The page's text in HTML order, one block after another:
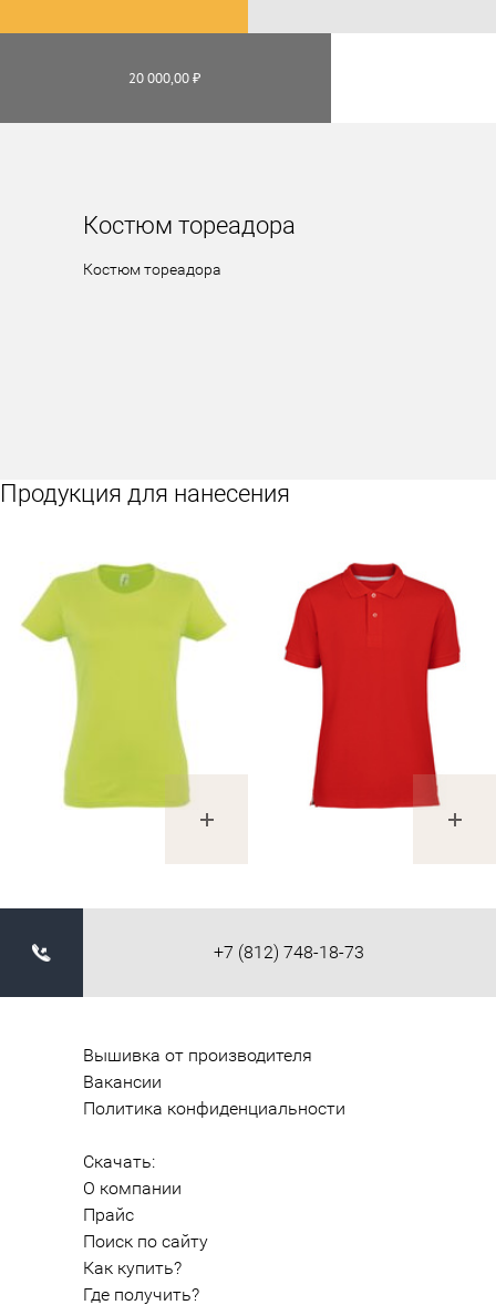
Костюм тореадора
Костюм тореадора
Продукция для нанесения
20 000,00 ₽
+7 (812) 748-18-73
Вышивка от производителя
Вакансии
Политика конфиденциальности
Скачать:
О компании
Прайс
Поиск по сайту
Как купить?
Где получить?